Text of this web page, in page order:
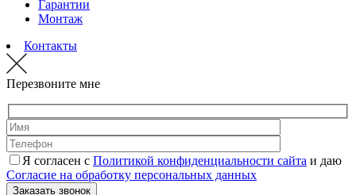
Гарантии
Монтаж
Контакты
Перезвоните мне
Я согласен с Политикой конфиденциальности сайта и даю
Согласие на обработку персональных данных